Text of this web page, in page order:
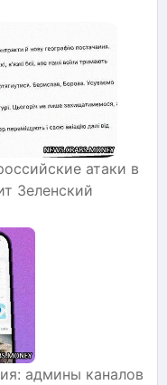
атаки в
Зеленский
админы каналов